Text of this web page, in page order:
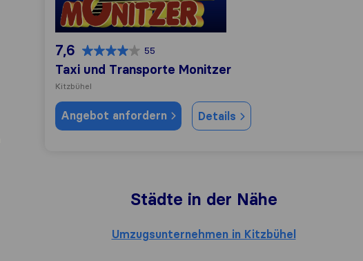
7,6 55
Taxi und Transporte Monitzer
Kitzbühel
Angebot anfordern Details
Städte in der Nähe
Umzugsunternehmen in Kitzbühel